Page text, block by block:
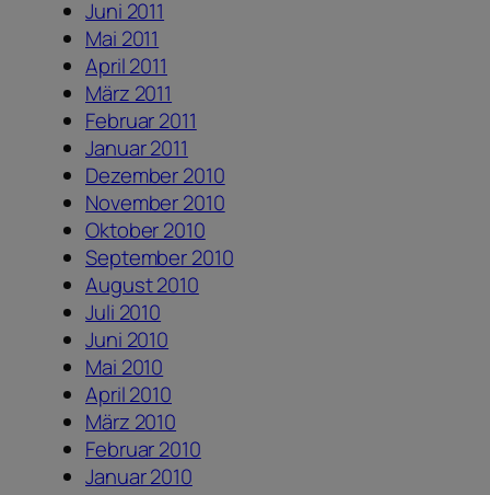
Juni 2011
Mai 2011
April 2011
März 2011
Februar 2011
Januar 2011
Dezember 2010
November 2010
Oktober 2010
September 2010
August 2010
Juli 2010
Juni 2010
Mai 2010
April 2010
März 2010
Februar 2010
Januar 2010